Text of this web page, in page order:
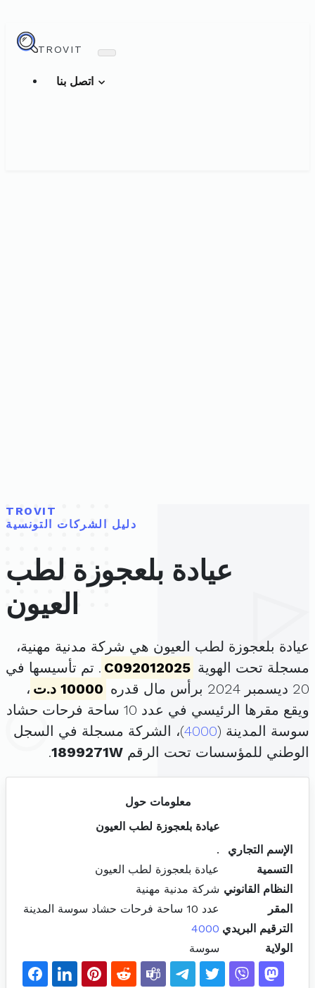
TROVIT
TROVIT
دليل الشركات التونسية
عيادة بلعجوزة لطب
العيون
عيادة بلعجوزة لطب العيون هي شركة مدنية مهنية،
مسجلة تحت الهوية C092012025 . تم تأسيسها في
20 ديسمبر 2024 برأس مال قدره
10000 د.ت
،
ويقع مقرها الرئيسي في عدد 10 ساحة فرحات حشاد
سوسة المدينة (4000)، الشركة مسجلة في السجل
الوطني للمؤسسات تحت الرقم 1899271W
.
معلومات حول
عيادة بلعجوزة لطب العيون
الإسم التجاري
.
التسمية
عيادة بلعجوزة لطب العيون
النظام القانوني شركة مدنية مهنية
المقر
عدد 10 ساحة فرحات حشاد سوسة المدينة
الترقيم البريدي 4000
الولاية
سوسة